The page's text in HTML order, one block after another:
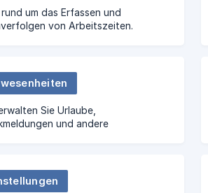
um das Erfassen und
von Arbeitszeiten.
Sie Urlaube,
und andere